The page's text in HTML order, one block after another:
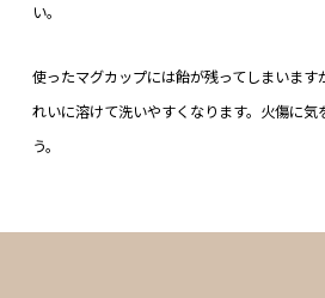
い。
使ったマグカップには飴が残ってしまいます
れいに溶けて洗いやすくなります。火傷に気
う。